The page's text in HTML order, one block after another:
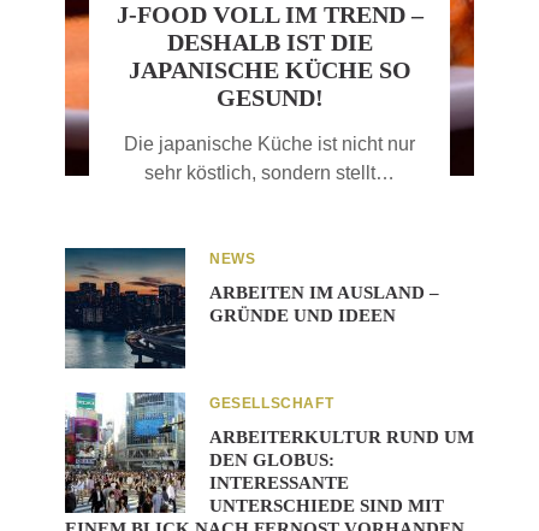
J-FOOD VOLL IM TREND –
DESHALB IST DIE
JAPANISCHE KÜCHE SO
GESUND!
Die japanische Küche ist nicht nur
sehr köstlich, sondern stellt…
NEWS
ARBEITEN IM AUSLAND –
GRÜNDE UND IDEEN
GESELLSCHAFT
ARBEITERKULTUR RUND UM
DEN GLOBUS:
INTERESSANTE
UNTERSCHIEDE SIND MIT